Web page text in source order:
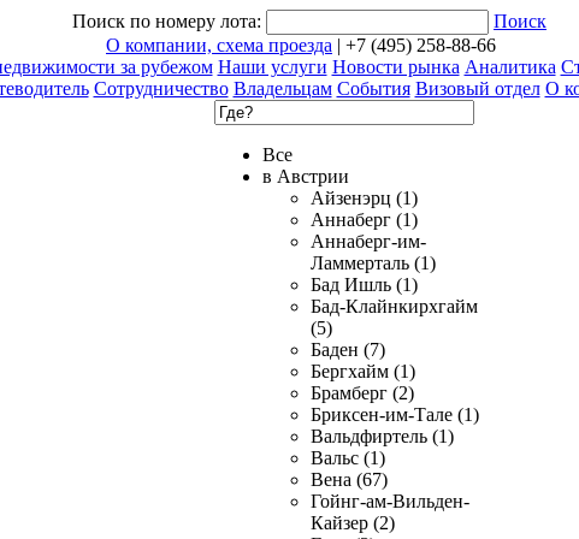
Поиск по номеру лота:
Поиск
О компании, схема проезда | +7 (495) 258-88-66
за рубежом Наши услуги Новости рынка Аналитика
Сотрудничество Владельцам События Визовый отдел О
Все
в Австрии
Айзенэрц (1)
Аннаберг (1)
Аннаберг-им-
Ламмерталь (1)
Бад Ишль (1)
Бад-Клайнкирхгайм
(5)
Баден (7)
Бергхайм (1)
Брамберг (2)
Бриксен-им-Тале (1)
Вальдфиртель (1)
Вальс (1)
Вена (67)
Гойнг-ам-Вильден-
Кайзер (2)